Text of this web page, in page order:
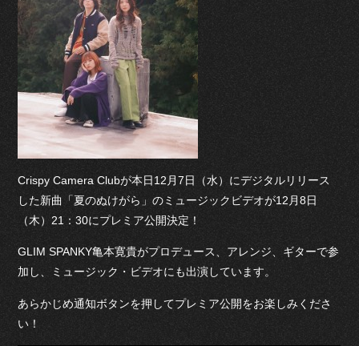
Crispy Camera Clubが本日12月7日（水）にデジタルリリース
した新曲「夏のぬけがら」のミュージックビデオが12月8日
（木）21：30にプレミア公開決定！
GLIM SPANKY亀本寛貴がプロデュース、アレンジ、ギターで参
加し、ミュージック・ビデオにも出演しています。
あらかじめ通知ボタンを押してプレミア公開をお楽しみくださ
い！